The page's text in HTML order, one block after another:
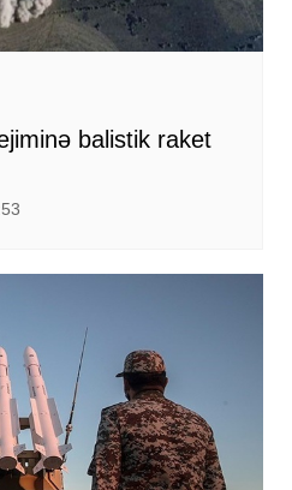
balistik raket